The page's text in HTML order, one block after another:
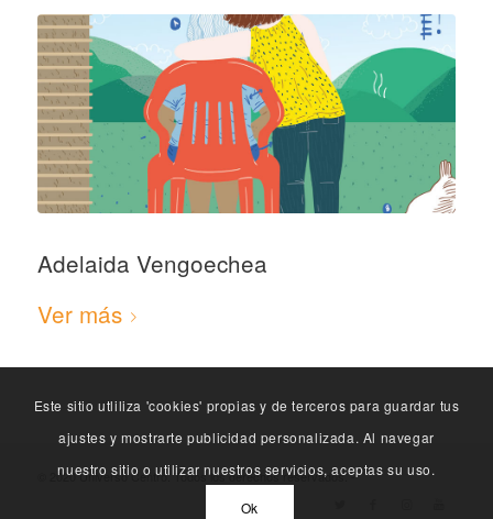
Adelaida Vengoechea
Ver más
© 2020 Universo Centro. Todos los derechos reservados. -
Este sitio utliliza 'cookies' propias y de terceros para guardar tus
ajustes y mostrarte publicidad personalizada. Al navegar
nuestro sitio o utilizar nuestros servicios, aceptas su uso.
Ok